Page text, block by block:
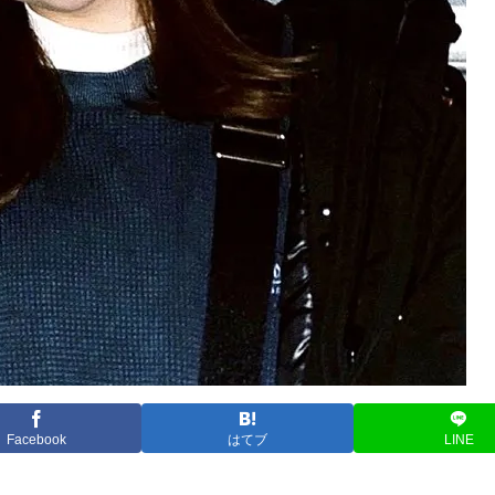
Facebook はてブ LINE